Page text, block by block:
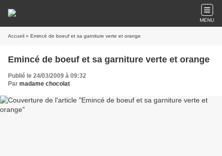
MENU
Accueil » Emincé de boeuf et sa garniture verte et orange
Emincé de boeuf et sa garniture verte et orange
Publié le 24/03/2009 à 09:32
Par madame chocolat